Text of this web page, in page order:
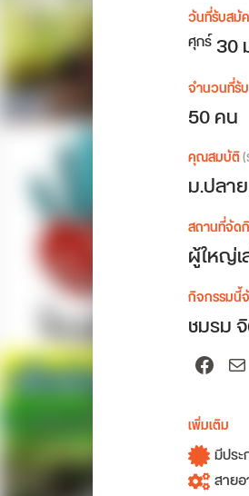
วันที่รับสมั
ศุกร์ 30
จำนวนที่รับ
50 คน
คุณสมบัติ
ม.ปลา
สถานที่จัด
ผู้ใหญ่เ
กิจกรรมนี้
ชมรม
เพิ่มเติม
มีปร
สาย